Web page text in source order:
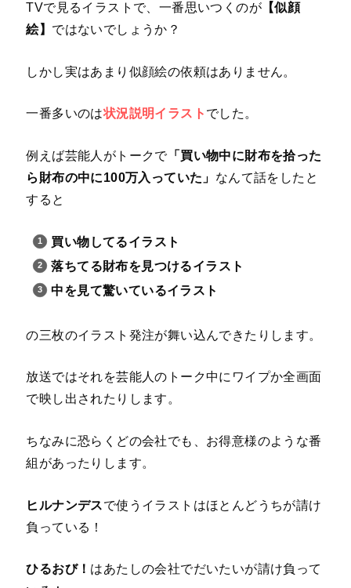
TVで見るイラストで、一番思いつくのが 【似顔
絵】 ではないでしょうか？
しかし実はあまり似顔絵の依頼はありません。
一番多いのは状況説明イラスト でした。
例えば芸能人がトークで「買い物中に財布を拾った
ら財布の中に100万入っていた」 なんて話をしたと
すると
買い物してるイラスト
落ちてる財布を見つけるイラスト
中を見て驚いているイラスト
の三枚のイラスト発注が舞い込んできたりします。
放送ではそれを芸能人のトーク中にワイプか全画面
で映し出されたりします。
ちなみに恐らくどの会社でも、お得意様のような番
組があったりします。
ヒルナンデスで使うイラストはほとんどうちが請け
負っている！
ひるおび！ はあたしの会社でだいたいが請け負って